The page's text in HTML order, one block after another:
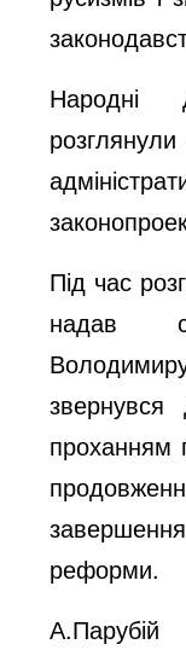
Народні
Під час
надав
проханням
реформи.